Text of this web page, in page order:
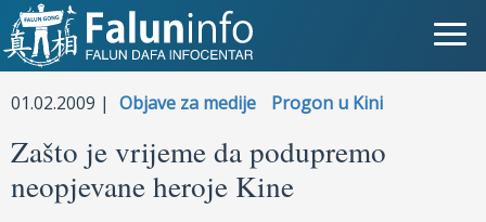
Šta je Falun Gong?
Zašto progon?
Objave za medije
01.02.2009 | Objave za medije Progon u Kini
Zašto je vrijeme da podupremo
neopjevane heroje Kine